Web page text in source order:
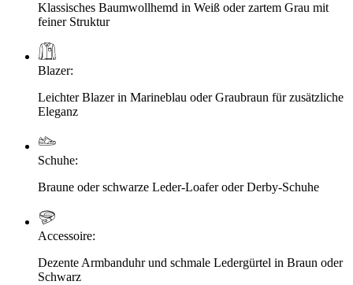
Klassisches Baumwollhemd in Weiß oder zartem Grau mit
feiner Struktur
Blazer:
Leichter Blazer in Marineblau oder Graubraun für zusätzliche
Eleganz
Schuhe:
Braune oder schwarze Leder-Loafer oder Derby-Schuhe
Accessoire:
Dezente Armbanduhr und schmale Ledergürtel in Braun oder
Schwarz